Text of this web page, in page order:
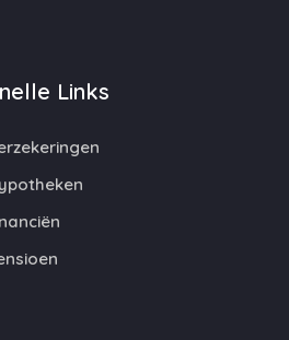
Links